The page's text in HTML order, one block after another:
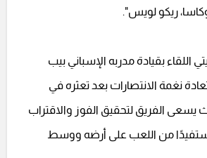
ريكو لويس".
بقيادة مدربه الإسباني بيب
نغمة الانتصارات بعد تعثره في
يسعى الفريق لتحقيق الفوز والاقتراب
من اللعب على أرضه ووسط